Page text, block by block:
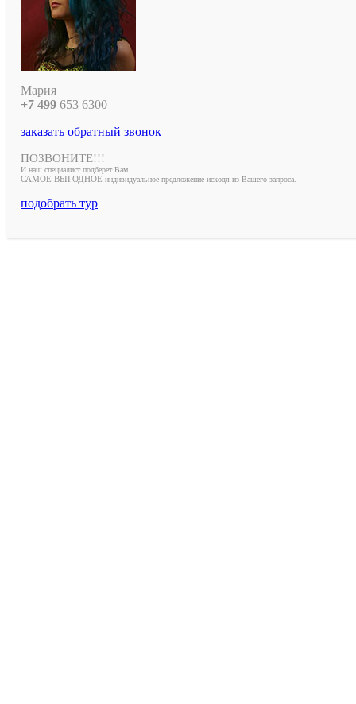
Мария
+7 499 653 6300
заказать обратный звонок
ПОЗВОНИТЕ!!!
И наш специалист подберет Вам
САМОЕ ВЫГОДНОЕ индивидуальное предложение исходя из Вашего запроса.
подобрать тур